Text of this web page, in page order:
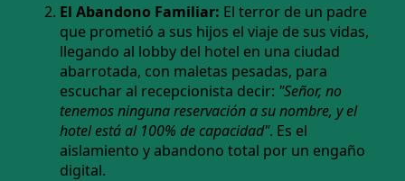
El Abandono Familiar: El terror de un padre
que prometió a sus hijos el viaje de sus vidas,
llegando al lobby del hotel en una ciudad
abarrotada, con maletas pesadas, para
escuchar al recepcionista decir: "Señor, no
tenemos ninguna reservación a su nombre, y el
hotel está al 100% de capacidad". Es el
aislamiento y abandono total por un engaño
digital.